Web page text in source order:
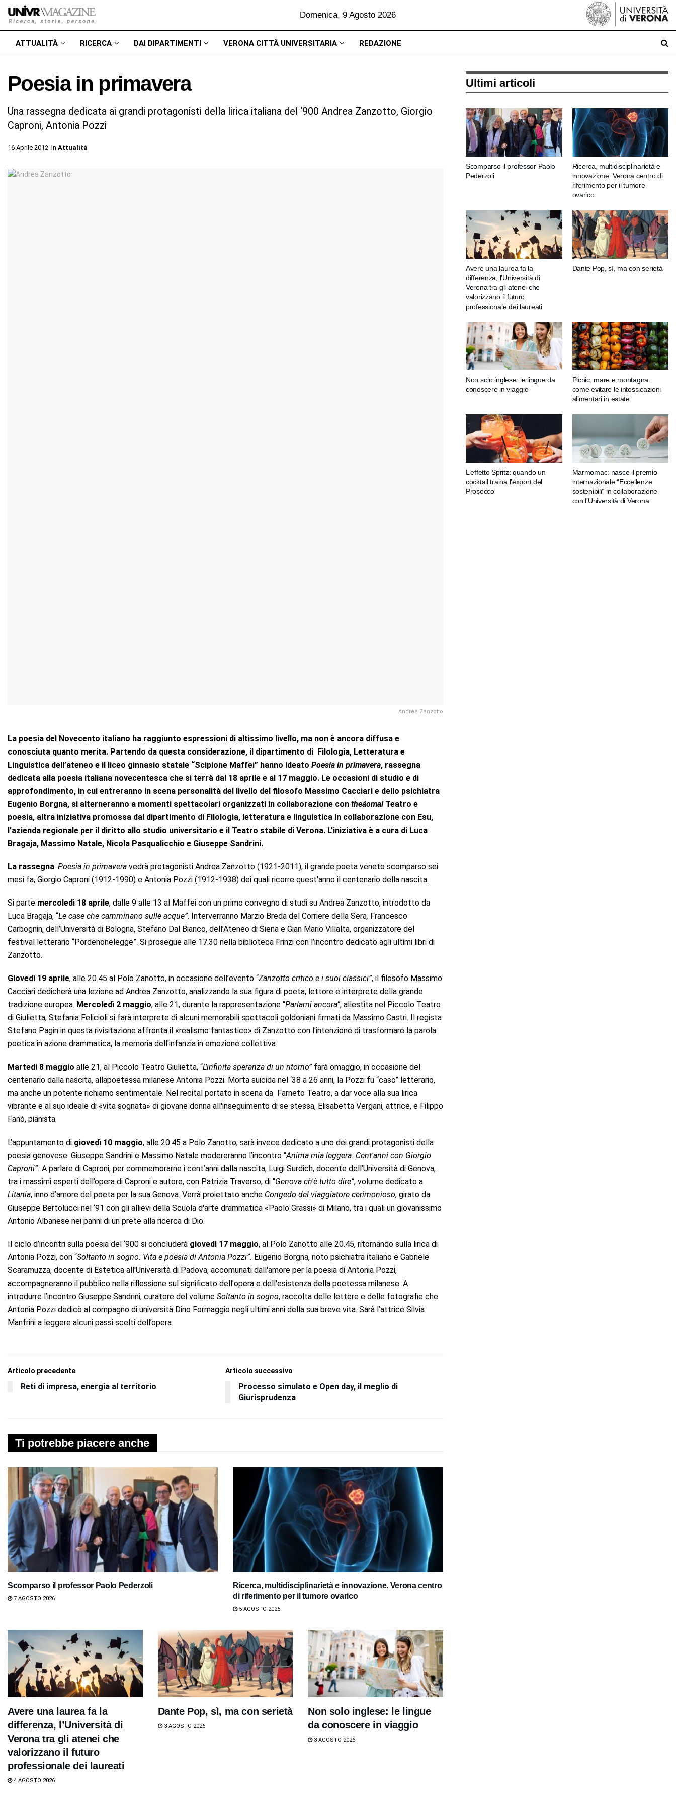
Domenica, 9 Agosto 2026
ATTUALITÀ RICERCA DAI DIPARTIMENTI VERONA CITTÀ UNIVERSITARIA REDAZIONE
Poesia in primavera
Una rassegna dedicata ai grandi protagonisti della lirica italiana del ‘900 Andrea Zanzotto, Giorgio
Caproni, Antonia Pozzi
16 Aprile 2012 in Attualità
Andrea Zanzotto
La poesia del Novecento italiano ha raggiunto espressioni di altissimo livello, ma non è ancora diffusa e
conosciuta quanto merita. Partendo da questa considerazione, il dipartimento di Filologia, Letteratura e
Linguistica dell’ateneo e il liceo ginnasio statale “Scipione Maffei” hanno ideato Poesia in primavera, rassegna
dedicata alla poesia italiana novecentesca che si terrà dal 18 aprile e al 17 maggio. Le occasioni di studio e di
approfondimento, in cui entreranno in scena personalità del livello del filosofo Massimo Cacciari e dello psichiatra
Eugenio Borgna, si alterneranno a momenti spettacolari organizzati in collaborazione con theáomaiTeatro e
poesia, altra iniziativa promossa dal dipartimento di Filologia, letteratura e linguistica in collaborazione con Esu,
l’azienda regionale per il diritto allo studio universitario e il Teatro stabile di Verona. L’iniziativa è a cura di Luca
Bragaja, Massimo Natale, Nicola Pasqualicchio e Giuseppe Sandrini.
La rassegna. Poesia in primavera vedrà protagonisti Andrea Zanzotto (1921-2011), il grande poeta veneto scomparso sei
mesi fa, Giorgio Caproni (1912-1990) e Antonia Pozzi (1912-1938) dei quali ricorre quest'anno il centenario della nascita.
Si parte mercoledì 18 aprile, dalle 9 alle 13 al Maffei con un primo convegno di studi su Andrea Zanzotto, introdotto da
Luca Bragaja, “Le case che camminano sulle acque”. Interverranno Marzio Breda del Corriere della Sera, Francesco
Carbognin, dell’Università di Bologna, Stefano Dal Bianco, dell’Ateneo di Siena e Gian Mario Villalta, organizzatore del
festival letterario “Pordenonelegge”. Si prosegue alle 17.30 nella biblioteca Frinzi con l’incontro dedicato agli ultimi libri di
Zanzotto.
Giovedì 19 aprile, alle 20.45 al Polo Zanotto, in occasione dell’evento “Zanzotto critico e i suoi classici”, il filosofo Massimo
Cacciari dedicherà una lezione ad Andrea Zanzotto, analizzando la sua figura di poeta, lettore e interprete della grande
tradizione europea. Mercoledì 2 maggio, alle 21, durante la rappresentazione “Parlami ancora”, allestita nel Piccolo Teatro
di Giulietta, Stefania Felicioli si farà interprete di alcuni memorabili spettacoli goldoniani firmati da Massimo Castri. Il regista
Stefano Pagin in questa rivisitazione affronta il «realismo fantastico» di Zanzotto con l'intenzione di trasformare la parola
poetica in azione drammatica, la memoria dell'infanzia in emozione collettiva.
Martedì 8 maggio alle 21, al Piccolo Teatro Giulietta, “L’infinita speranza di un ritorno” farà omaggio, in occasione del
centenario dalla nascita, allapoetessa milanese Antonia Pozzi. Morta suicida nel ‘38 a 26 anni, la Pozzi fu “caso” letterario,
ma anche un potente richiamo sentimentale. Nel recital portato in scena da Farneto Teatro, a dar voce alla sua lirica
vibrante e al suo ideale di «vita sognata» di giovane donna all'inseguimento di se stessa, Elisabetta Vergani, attrice, e Filippo
Fanò, pianista.
L’appuntamento di giovedì 10 maggio, alle 20.45 a Polo Zanotto, sarà invece dedicato a uno dei grandi protagonisti della
poesia genovese. Giuseppe Sandrini e Massimo Natale modereranno l’incontro “Anima mia leggera. Cent'anni con Giorgio
Caproni”. A parlare di Caproni, per commemorarne i cent’anni dalla nascita, Luigi Surdich, docente dell’Università di Genova,
tra i massimi esperti dell’opera di Caproni e autore, con Patrizia Traverso, di “Genova ch'è tutto dire”, volume dedicato a
Litania, inno d’amore del poeta per la sua Genova. Verrà proiettato anche Congedo del viaggiatore cerimonioso, girato da
Giuseppe Bertolucci nel ‘91 con gli allievi della Scuola d'arte drammatica «Paolo Grassi» di Milano, tra i quali un giovanissimo
Antonio Albanese nei panni di un prete alla ricerca di Dio.
Il ciclo d’incontri sulla poesia del ‘900 si concluderà giovedì 17 maggio, al Polo Zanotto alle 20.45, ritornando sulla lirica di
Antonia Pozzi, con “Soltanto in sogno. Vita e poesia di Antonia Pozzi”. Eugenio Borgna, noto psichiatra italiano e Gabriele
Scaramuzza, docente di Estetica all'Università di Padova, accomunati dall'amore per la poesia di Antonia Pozzi,
accompagneranno il pubblico nella riflessione sul significato dell'opera e dell'esistenza della poetessa milanese. A
introdurre l’incontro Giuseppe Sandrini, curatore del volume Soltanto in sogno, raccolta delle lettere e delle fotografie che
Antonia Pozzi dedicò al compagno di università Dino Formaggio negli ultimi anni della sua breve vita. Sarà l’attrice Silvia
Manfrini a leggere alcuni passi scelti dell’opera.
Articolo precedente
Reti di impresa, energia al territorio
Articolo successivo
Processo simulato e Open day, il meglio di
Giurisprudenza
Ti potrebbe piacere anche
Scomparso il professor Paolo Pederzoli
7 AGOSTO 2026
Ricerca, multidisciplinarietà e innovazione. Verona centro
di riferimento per il tumore ovarico
5 AGOSTO 2026
Avere una laurea fa la
differenza, l’Università di
Verona tra gli atenei che
valorizzano il futuro
professionale dei laureati
4 AGOSTO 2026
Dante Pop, sì, ma con serietà
3 AGOSTO 2026
Non solo inglese: le lingue
da conoscere in viaggio
3 AGOSTO 2026
Ultimi articoli
Scomparso il professor Paolo
Pederzoli
Ricerca, multidisciplinarietà e
innovazione. Verona centro di
riferimento per il tumore
ovarico
Avere una laurea fa la
differenza, l’Università di
Verona tra gli atenei che
valorizzano il futuro
professionale dei laureati
Dante Pop, sì, ma con serietà
Non solo inglese: le lingue da
conoscere in viaggio
Picnic, mare e montagna:
come evitare le intossicazioni
alimentari in estate
L’effetto Spritz: quando un
cocktail traina l’export del
Prosecco
Marmomac: nasce il premio
internazionale “Eccellenze
sostenibili” in collaborazione
con l’Università di Verona